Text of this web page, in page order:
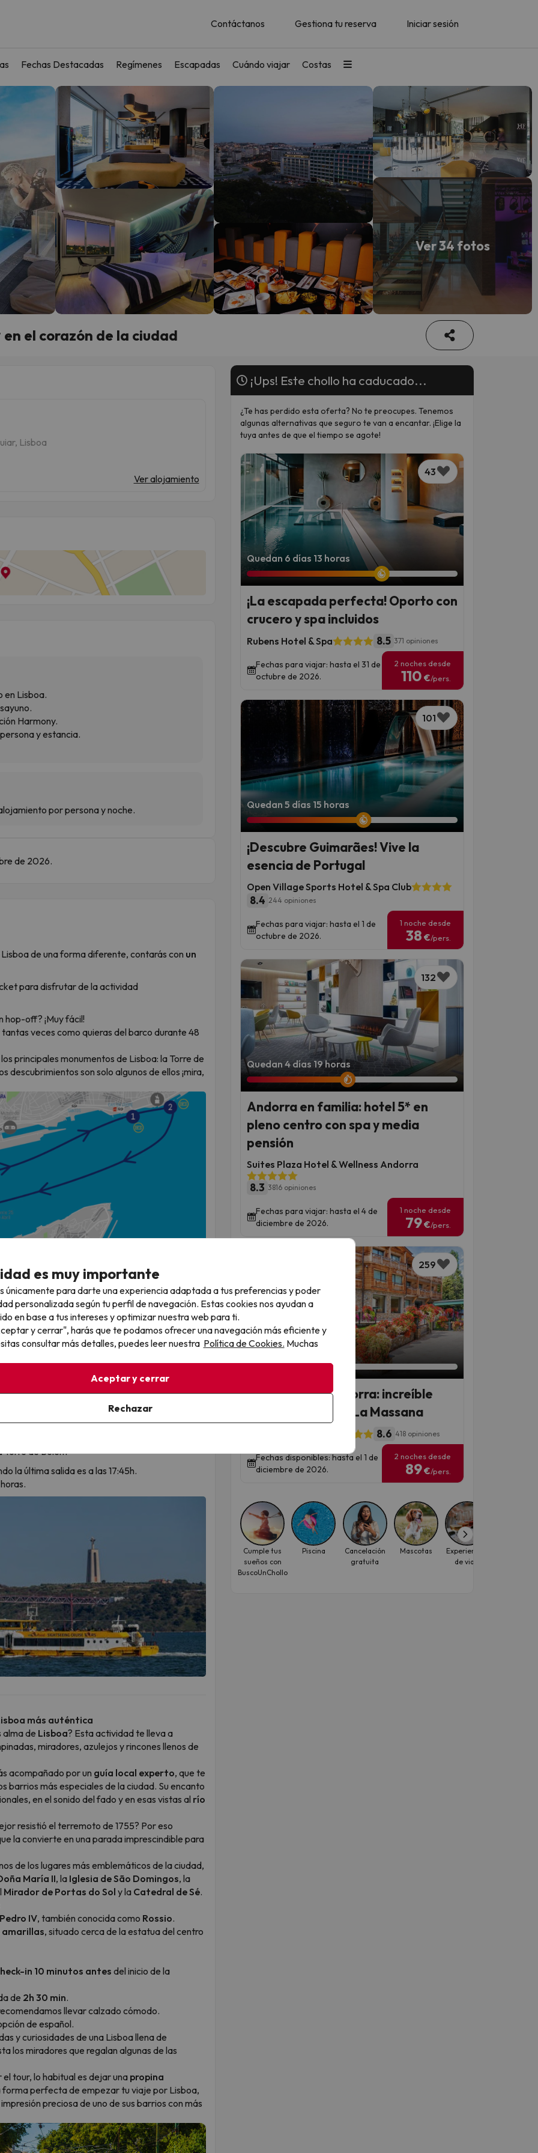
Contáctanos Gestiona tu reserva Iniciar sesión
Fechas Destacadas Regímenes Escapadas Cuándo viajar Costas
Ver 34 fotos
el corazón de la ciudad
Lisboa
Ver alojamiento
en Lisboa.
Harmony.
y estancia.
por persona y noche.
de 2026.
de una forma diferente, contarás con un
para disfrutar de la actividad
hop-off? ¡Muy fácil!
veces como quieras del barco durante 48
principales monumentos de Lisboa: la Torre de
descubrimientos son solo algunos de ellos ¡mira,
tu ticket enseñándolo en las taquillas del
do Paço (situado en la Praça do Comércio) y
diferentes, pero nosotros te
Sur-Sureste en Terreiro do Paço, ya que es
la última salida a las 18:00h.
y miércoles.
la última salida a las 19:00h.
Torre de Belém
la última salida es a las 17:45h.
más auténtica
alma de Lisboa? Esta actividad te lleva a
miradores, azulejos y rincones llenos de
acompañado por un guía local experto, que te
barrios más especiales de la ciudad. Su encanto
en el sonido del fado y en esas vistas al río
resistió el terremoto de 1755? Por eso
la convierte en una parada imprescindible para
de los lugares más emblemáticos de la ciudad,
María II, la Iglesia de São Domingos, la
Mirador de Portas do Sol y la Catedral de Sé.
IV, también conocida como Rossio.
, situado cerca de la estatua del centro
in 10 minutos antes del inicio de la
de 2h 30 min.
llevar calzado cómodo.
de español.
y curiosidades de una Lisboa llena de
los miradores que regalan algunas de las
tour, lo habitual es dejar una propina
forma perfecta de empezar tu viaje por Lisboa,
preciosa de uno de sus barrios con más
¡Ups! Este chollo ha caducado...
¿Te has perdido esta oferta? No te preocupes. Tenemos
algunas alternativas que seguro te van a encantar. ¡Elige la
tuya antes de que el tiempo se agote!
43
Quedan 6 días 13 horas
¡La escapada perfecta! Oporto con
crucero y spa incluidos
Rubens Hotel & Spa 8.5 371 opiniones
Fechas para viajar: hasta el 31 de
octubre de 2026.
2 noches desde
110 €/pers.
101
Quedan 5 días 15 horas
¡Descubre Guimarães! Vive la
esencia de Portugal
Open Village Sports Hotel & Spa Club
8.4 244 opiniones
Fechas para viajar: hasta el 1 de
octubre de 2026.
1 noche desde
38 €/pers.
132
Quedan 4 días 19 horas
Andorra en familia: hotel 5* en
pleno centro con spa y media
pensión
Suites Plaza Hotel & Wellness Andorra
8.3 3816 opiniones
Fechas para viajar: hasta el 4 de
diciembre de 2026.
1 noche desde
79€/pers.
259
Quedan 1 día 12 horas
Tu refugio en Andorra: increíble
Hotel & Spa 4* en La Massana
8.6 418 opiniones
Fechas disponibles: hasta el 1 de
diciembre de 2026.
2 noches desde
89€/pers.
Cumple tus
sueños con
BuscoUnChollo
Piscina
Cancelación
gratuita
Mascotas
Experiencias
de viaje
es muy importante
únicamente para darte una experiencia adaptada a tus preferencias y poder
personalizada según tu perfil de navegación. Estas cookies nos ayudan a
en base a tus intereses y optimizar nuestra web para ti.
y cerrar", harás que te podamos ofrecer una navegación más eficiente y
consultar más detalles, puedes leer nuestra Política de Cookies. Muchas
Aceptar y cerrar
Rechazar